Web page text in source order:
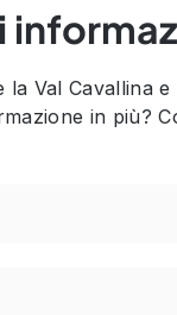
la Val Cavallina
in più?